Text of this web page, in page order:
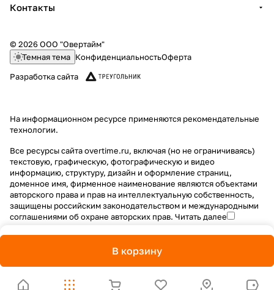
В корзину
Контакты
© 2026 ООО "Овертайм"
Темная тема КонфиденциальностьОферта
Разработка сайта
На информационном ресурсе применяются рекомендательные
технологии.
Все ресурсы сайта overtime.ru, включая (но не ограничиваясь)
текстовую, графическую, фотографическую и видео
информацию, структуру, дизайн и оформление страниц,
доменное имя, фирменное наименование являются объектами
авторского права и прав на интеллектуальную собственность,
защищены российским законодательством и международными
соглашениями об охране авторских прав. Читать далее